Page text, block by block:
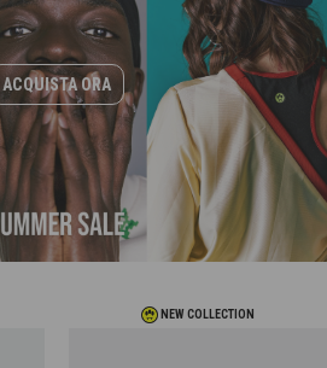
ACQUISTA ORA
NEW COLLECTION